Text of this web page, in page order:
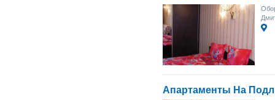
Апартаменты На